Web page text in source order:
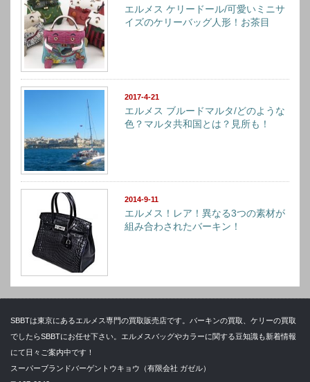
エルメス ケリードール/可愛いミニサ
イズのケリーバッグ人形！お茶目
2017-4-21
エルメス ブルードマルタ/どのような
色？マルタ共和国とは？見所も！
2014-9-11
エルメス！レア！異なる3つの素材が
組み合わされたバーキン！
SBBTは東京にあるエルメス専門の買取販売店です。バーキンの買取、ケリーの買取
でしたらSBBTにお任せ下さい。エルメスバッグやカラーに関する豆知識も新着情報
にて日々ご案内中です！
スーパーブランドバーゲントウキョウ（有限会社 ガゼル）